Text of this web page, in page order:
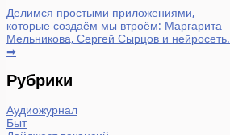
Делимся простыми приложениями,
которые создаём мы втроём: Маргарита
Мельникова, Сергей Сырцов и нейросеть.
➡
Рубрики
Аудиожурнал
Быт